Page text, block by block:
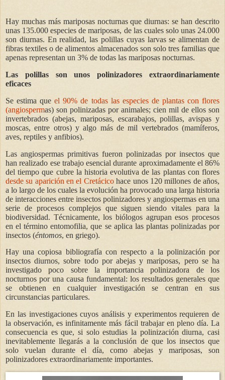
Hay muchas más mariposas nocturnas que diurnas: se han descrito
unas 135.000 especies de mariposas, de las cuales solo unas 24.000
son diurnas. En realidad, las polillas cuyas larvas se alimentan de
fibras textiles o de alimentos almacenados son solo tres familias que
apenas representan un 3% de todas las mariposas nocturnas.
Las polillas son unos polinizadores extraordinariamente
eficaces
Se estima queel 90% de todas las especies de plantas con flores
(angiospermas) son polinizadas por animales; cien mil de ellos son
invertebrados (abejas, mariposas, escarabajos, polillas, avispas y
moscas, entre otros) y algo más de mil vertebrados (mamíferos,
aves, reptiles y anfibios).
Las angiospermas primitivas fueron polinizadas por insectos que
han realizado ese trabajo esencial durante aproximadamente el 86%
del tiempo que cubre la historia evolutiva de las plantas con flores
desde su aparición en el Cretácicohace unos 120 millones de años,
a lo largo de los cuales la evolución ha provocado una larga historia
de interacciones entre insectos polinizadores y angiospermas en una
serie de procesos complejos que siguen siendo vitales para la
biodiversidad. Técnicamente, los biólogos agrupan esos procesos
en el término entomofilia, que se aplica las plantas polinizadas por
insectos (éntomos, en griego).
Hay una copiosa bibliografía con respecto a la polinización por
insectos diurnos, sobre todo por abejas y mariposas, pero se ha
investigado poco sobre la importancia polinizadora de los
nocturnos por una causa fundamental: los resultados generales que
se obtienen en cualquier investigación se centran en sus
circunstancias particulares.
En las investigaciones cuyos análisis y experimentos requieren de
la observación, es infinitamente más fácil trabajar en pleno día. La
consecuencia es que, si solo estudias la polinización diurna, casi
inevitablemente llegarás a la conclusión de que los insectos que
solo vuelan durante el día, como abejas y mariposas, son
polinizadores extraordinariamente importantes.